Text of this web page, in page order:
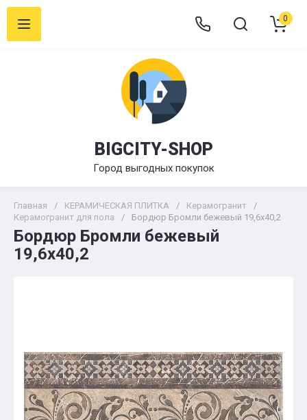
BIGCITY-SHOP
Город выгодных покупок
0
Главная / КЕРАМИЧЕСКАЯ ПЛИТКА / Керамогранит
/
Керамогранит для пола
/ Бордюр Бромли бежевый 19,6х40,2
Бордюр Бромли бежевый
19,6х40,2